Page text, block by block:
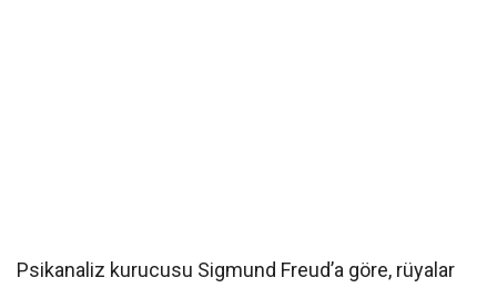
Psikanaliz kurucusu Sigmund Freud’a göre, rüyalar